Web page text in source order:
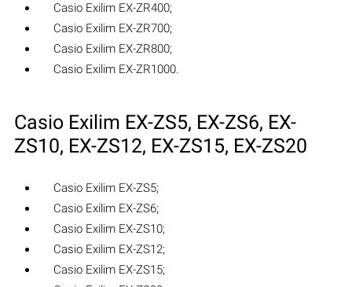
Casio Exilim EX-ZR400;
Casio Exilim EX-ZR700;
Casio Exilim EX-ZR800;
Casio Exilim EX-ZR1000.
Casio Exilim EX-ZS5, EX-ZS6, EX-
ZS10, EX-ZS12, EX-ZS15, EX-ZS20
Casio Exilim EX-ZS5;
Casio Exilim EX-ZS6;
Casio Exilim EX-ZS10;
Casio Exilim EX-ZS12;
Casio Exilim EX-ZS15;